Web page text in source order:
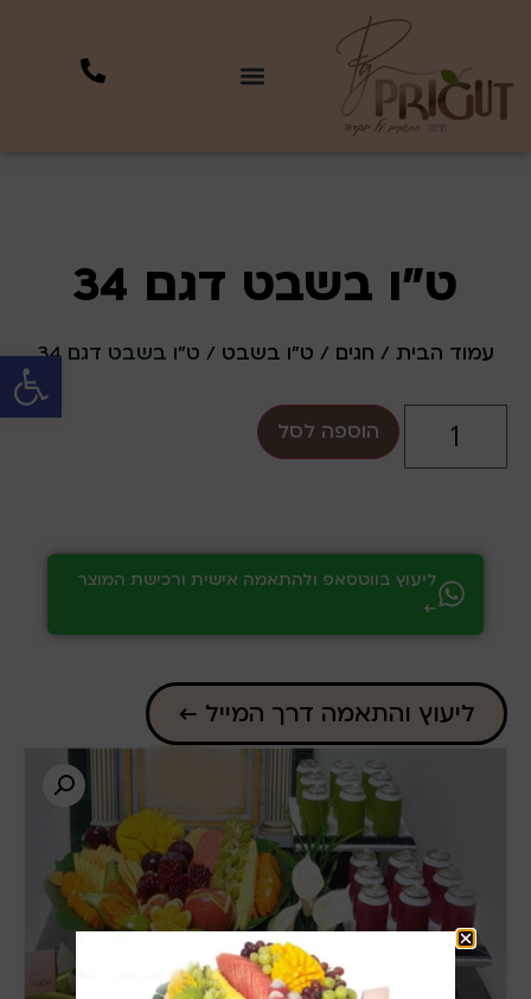
פתח
ט"ו בשבט דגם 34
עמוד הבית / חגים / ט"ו בשבט / ט"ו בשבט דגם 34
הוספה לסל
ליעוץ בווטסאפ ולהתאמה אישית ורכישת המוצר
←
ליעוץ והתאמה דרך המייל ←